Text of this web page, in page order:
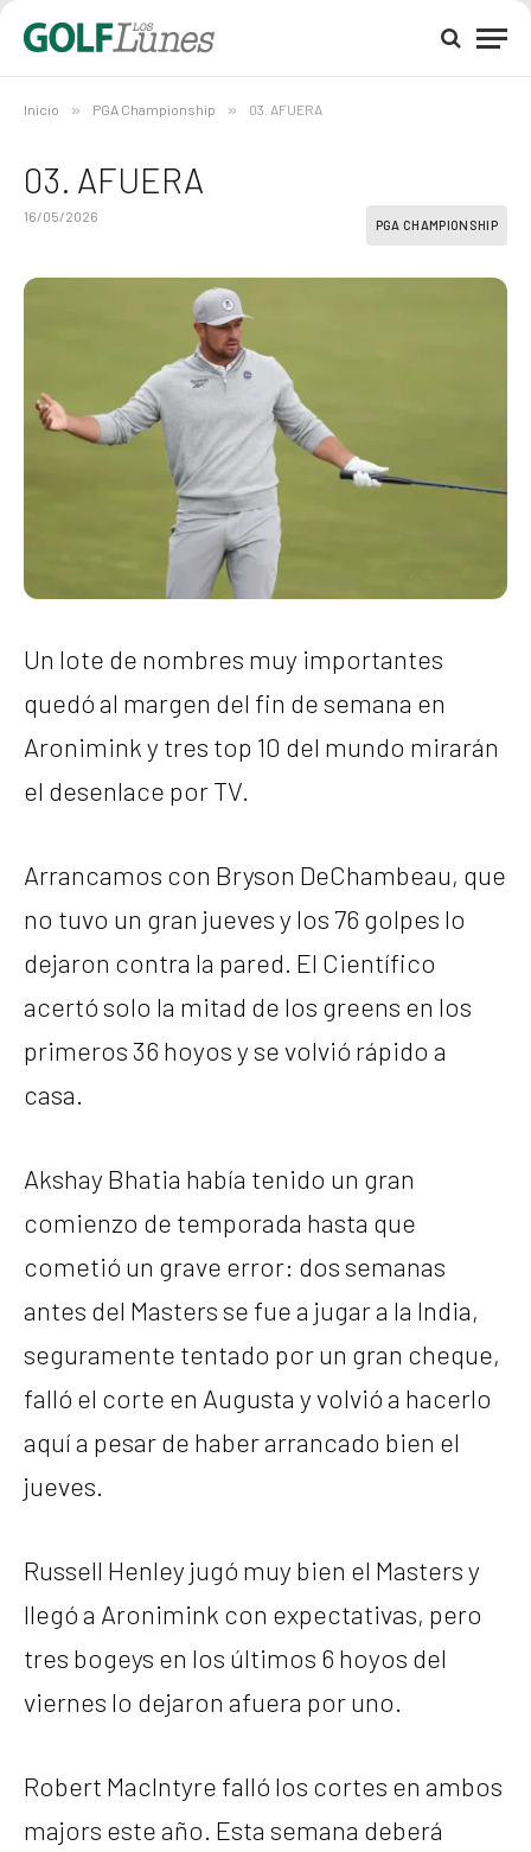
Inicio » PGA Championship » 03. AFUERA
03. AFUERA
16/05/2026
PGA CHAMPIONSHIP
Un lote de nombres muy importantes
quedó al margen del fin de semana en
Aronimink y tres top 10 del mundo mirarán
el desenlace por TV.
Arrancamos con Bryson DeChambeau, que
no tuvo un gran jueves y los 76 golpes lo
dejaron contra la pared. El Científico
acertó solo la mitad de los greens en los
primeros 36 hoyos y se volvió rápido a
casa.
Akshay Bhatia había tenido un gran
comienzo de temporada hasta que
cometió un grave error: dos semanas
antes del Masters se fue a jugar a la India,
seguramente tentado por un gran cheque,
falló el corte en Augusta y volvió a hacerlo
aquí a pesar de haber arrancado bien el
jueves.
Russell Henley jugó muy bien el Masters y
llegó a Aronimink con expectativas, pero
tres bogeys en los últimos 6 hoyos del
viernes lo dejaron afuera por uno.
Robert MacIntyre falló los cortes en ambos
majors este año. Esta semana deberá